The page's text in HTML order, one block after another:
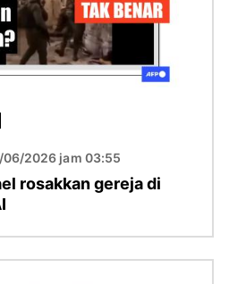
2026 jam 03:55
rosakkan gereja di